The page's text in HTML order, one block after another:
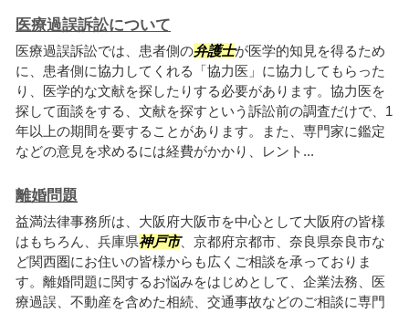
医療過誤訴訟について
医療過誤訴訟では、患者側の弁護士が医学的知見を得るため
に、患者側に協力してくれる「協力医」に協力してもらった
り、医学的な文献を探したりする必要があります。協力医を
探して面談をする、文献を探すという訴訟前の調査だけで、1
年以上の期間を要することがあります。また、専門家に鑑定
などの意見を求めるには経費がかかり、レント...
離婚問題
益満法律事務所は、大阪府大阪市を中心として大阪府の皆様
はもちろん、兵庫県神戸市、京都府京都市、奈良県奈良市な
ど関西圏にお住いの皆様からも広くご相談を承っておりま
す。離婚問題に関するお悩みをはじめとして、企業法務、医
療過誤、不動産を含めた相続、交通事故などのご相談に専門